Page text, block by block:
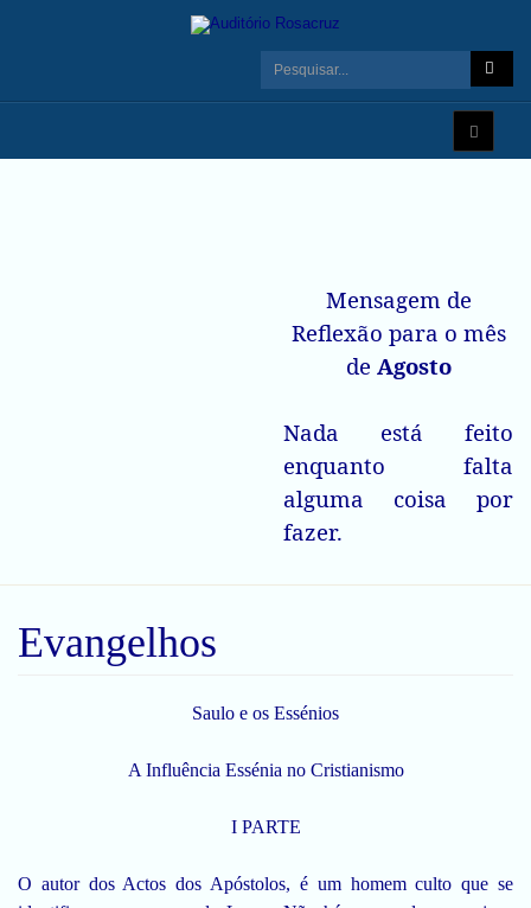
Mensagem de
Reflexão para o mês
de Agosto
Nada está feito
enquanto falta
alguma coisa por
fazer.
Evangelhos
Saulo e os Essénios
A Influência Essénia no Cristianismo
I PARTE
O autor dos Actos dos Apóstolos, é um homem culto que se